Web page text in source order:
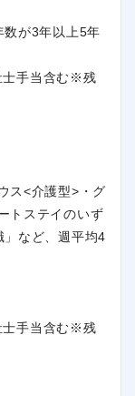
数が3年以上5年
士手当含む※残
ス<介護型>・グ
トステイのいず
など、週平均4
士手当含む※残